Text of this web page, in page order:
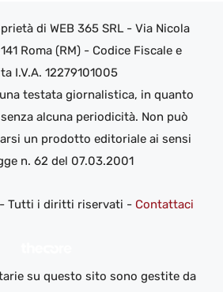
di WEB 365 SRL - Via Nicola
Roma (RM) - Codice Fiscale e
I.V.A. 12279101005
testata giornalistica, in quanto
alcuna periodicità. Non può
un prodotto editoriale ai sensi
n. 62 del 07.03.2001
Tutti i diritti riservati - Contattaci
su questo sito sono gestite da